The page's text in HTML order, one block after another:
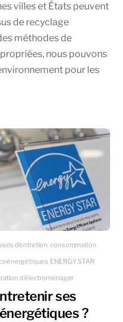
villes et États peuvent
de recyclage
méthodes de
nous pouvons
pour les
d’entretien,consommation
,ENERGY STAR,
d’électroménager
ses
?